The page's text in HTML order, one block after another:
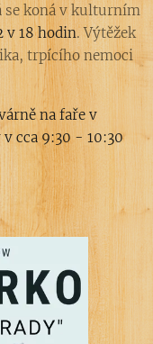
se koná v kulturním
v 18 hodin. Výtěžek
trpícího nemoci
na faře v
cca 9:30 - 10:30